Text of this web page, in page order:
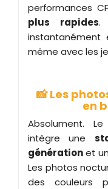
performances
plus rapides.
même avec les
📸 Les
en
Absolument. Le
intègre une
générationet
Les photos
des couleurs